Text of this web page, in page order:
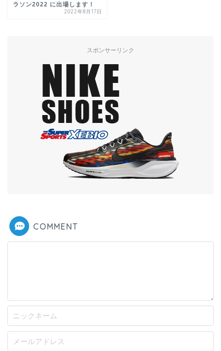
ラソン2022 に出場します！
2022年8月17日
スポンサーリンク
COMMENT